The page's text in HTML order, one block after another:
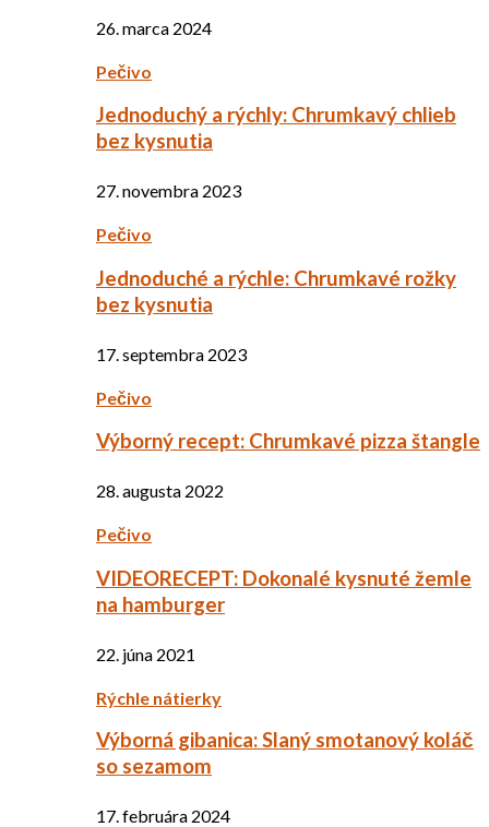
26. marca 2024
Pečivo
Jednoduchý a rýchly: Chrumkavý chlieb
bez kysnutia
27. novembra 2023
Pečivo
Jednoduché a rýchle: Chrumkavé rožky
bez kysnutia
17. septembra 2023
Pečivo
Výborný recept: Chrumkavé pizza štangle
28. augusta 2022
Pečivo
VIDEORECEPT: Dokonalé kysnuté žemle
na hamburger
22. júna 2021
Rýchle nátierky
Výborná gibanica: Slaný smotanový koláč
so sezamom
17. februára 2024